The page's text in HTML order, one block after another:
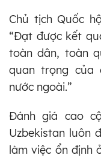
Chủ tịch Quốc
“Đạt được kết
toàn dân, toàn
quan trọng của
nước ngoài.”
Đánh giá cao
Uzbekistan luôn
làm việc ổn định